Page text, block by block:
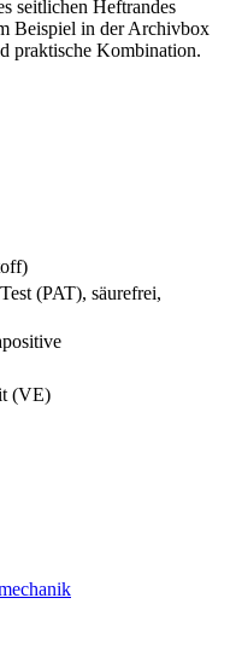
seitlichen Heftrandes
Beispiel in der Archivbox
praktische Kombination.
(PAT), säurefrei,
(VE)